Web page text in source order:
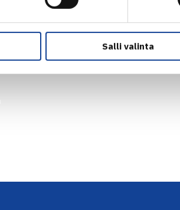
Salli valinta